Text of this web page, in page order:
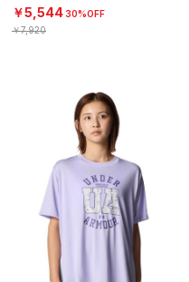
EN）
￥5,54430%OFF
￥7,920